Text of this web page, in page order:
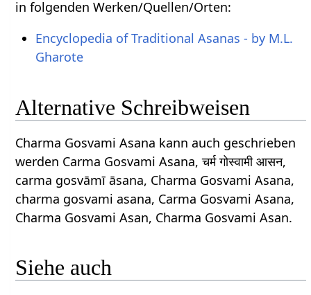
in folgenden Werken/Quellen/Orten:
Encyclopedia of Traditional Asanas - by M.L.
Gharote
Alternative Schreibweisen
Charma Gosvami Asana kann auch geschrieben
werden Carma Gosvami Asana, चर्म गोस्वामी आसन,
carma gosvāmī āsana, Charma Gosvami Asana,
charma gosvami asana, Carma Gosvami Asana,
Charma Gosvami Asan, Charma Gosvami Asan.
Siehe auch